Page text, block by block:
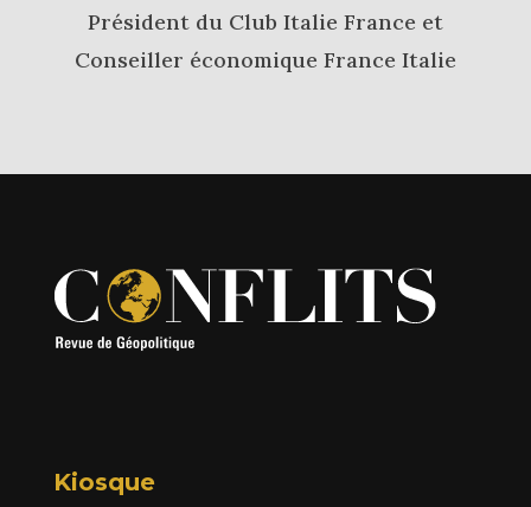
Président du Club Italie France et
Conseiller économique France Italie
Kiosque